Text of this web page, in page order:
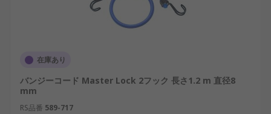
在庫あり
バンジーコード Master Lock 2フック 長さ1.2 m 直径8
mm
RS品番 589-717